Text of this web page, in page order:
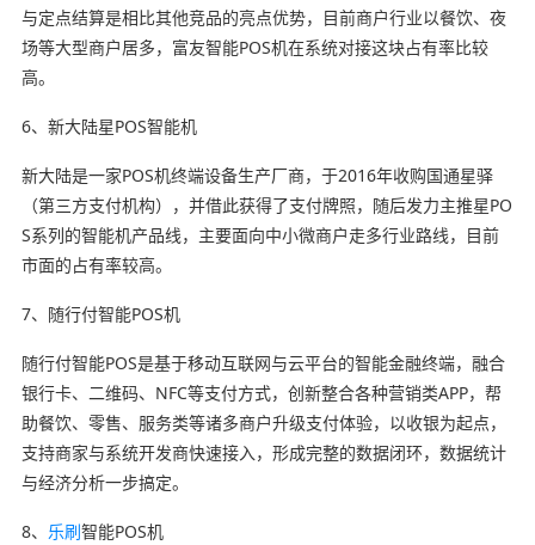
与定点结算是相比其他竞品的亮点优势，目前商户行业以餐饮、夜
场等大型商户居多，富友智能POS机在系统对接这块占有率比较
高。
6、新大陆星POS智能机
新大陆是一家POS机终端设备生产厂商，于2016年收购国通星驿
（第三方支付机构），并借此获得了支付牌照，随后发力主推星PO
S系列的智能机产品线，主要面向中小微商户走多行业路线，目前
市面的占有率较高。
7、随行付智能POS机
随行付智能POS是基于移动互联网与云平台的智能金融终端，融合
银行卡、二维码、NFC等支付方式，创新整合各种营销类APP，帮
助餐饮、零售、服务类等诸多商户升级支付体验，以收银为起点，
支持商家与系统开发商快速接入，形成完整的数据闭环，数据统计
与经济分析一步搞定。
8、 乐刷智能POS机